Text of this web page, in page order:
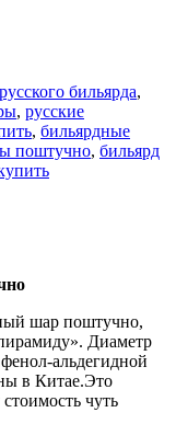
бильярда,
, русские
, бильярдные
поштучно, бильярд
шар поштучно,
Диаметр
альдегидной
в Китае.Это
чуть